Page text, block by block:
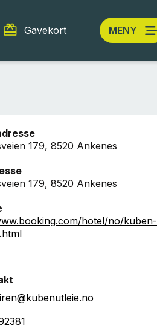
Gavekort MENY
179, 8520 Ankenes
179, 8520 Ankenes
hotel/no/kuben-